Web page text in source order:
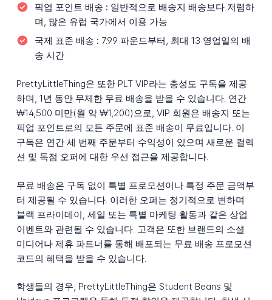
픽업 포인트 배송 : 일반적으로 배송지 배송보다 저렴하
며, 많은 유럽 국가에서 이용 가능
국제 표준 배송 : 7.99 파운드부터, 최대 13 영업일의 배
송 시간
PrettyLittleThing은 또한 PLT VIP라는 충성도 구독을 제공
하며, 1년 동안 무제한 무료 배송을 받을 수 있습니다. 연간
₩14,500 미만(월 약 ₩1,200)으로, VIP 회원은 배송지 또는
픽업 포인트로의 모든 주문에 표준 배송이 무료입니다. 이
구독은 연간 세 번째 주문부터 수익성이 있으며 새로운 컬렉
션 및 독점 오퍼에 대한 우선 접근을 제공합니다.
무료 배송은 구독 없이 특별 프로모션이나 특정 주문 금액부
터 제공될 수 있습니다. 이러한 오퍼는 정기적으로 변하며
블랙 프라이데이, 세일 또는 특별 마케팅 활동과 같은 상업
이벤트와 관련될 수 있습니다. 고객은 또한 브랜드의 소셜
미디어나 제휴 파트너를 통해 배포되는 무료 배송 프로모션
코드의 혜택을 받을 수 있습니다.
학생들의 경우, PrettyLittleThing은 Student Beans 및